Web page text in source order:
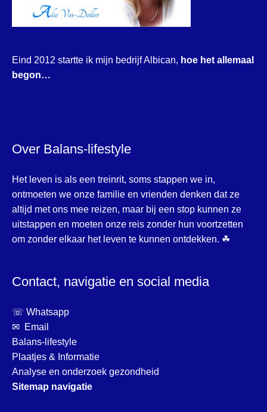
Eind 2012 startte ik mijn bedrijf Albican, hoe het allemaal
begon…
Over Balans-lifestyle
Het leven is als een treinrit, soms stappen we in,
ontmoeten we onze familie en vrienden denken dat ze
altijd met ons mee reizen, maar bij een stop kunnen ze
uitstappen en moeten onze reis zonder hun voortzetten
om zonder elkaar het leven te kunnen ontdekken. ☘
Contact, navigatie en social media
☏ Whatsapp
✉ Email
Balans-lifestyle
Plaatjes & Informatie
Analyse en onderzoek gezondheid
Sitemap navigatie